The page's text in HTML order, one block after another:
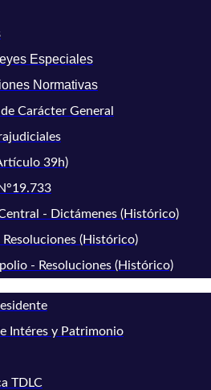
Especiales
Normativas
Carácter General
39h)
- Dictámenes (Histórico)
(Histórico)
- Resoluciones (Histórico)
Intéres y Patrimonio
TDLC